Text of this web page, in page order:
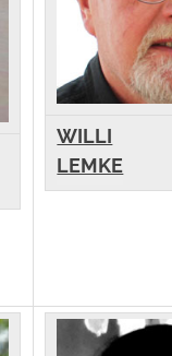
WILLI
LEMKE